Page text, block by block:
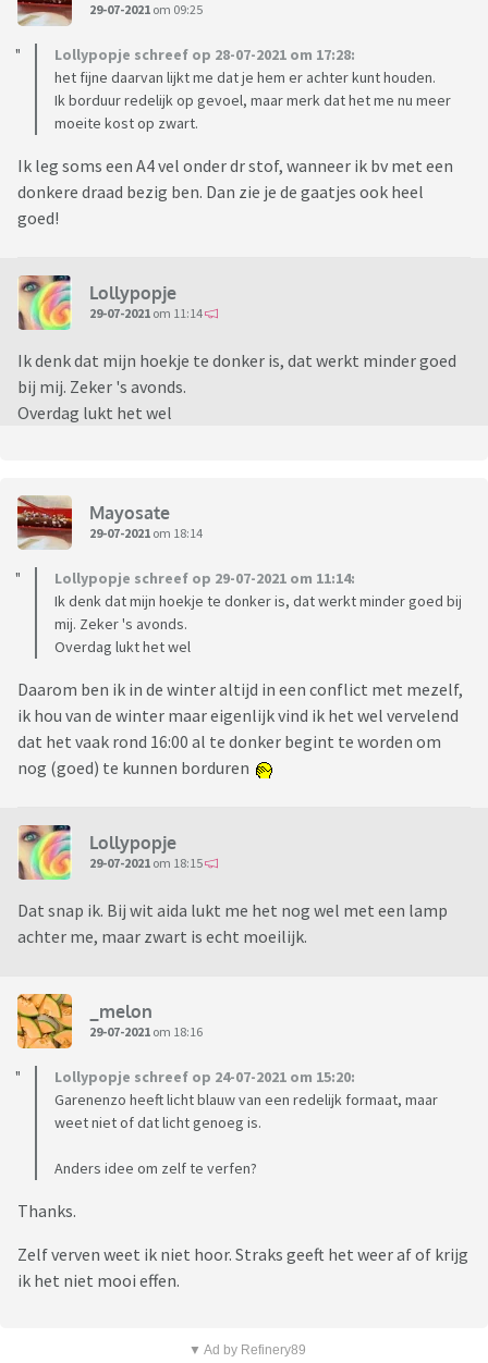
29-07-2021 om 09:25
Lollypopje schreef op 28-07-2021 om 17:28:
het fijne daarvan lijkt me dat je hem er achter kunt houden.
Ik borduur redelijk op gevoel, maar merk dat het me nu meer
moeite kost op zwart.
Ik leg soms een A4 vel onder dr stof, wanneer ik bv met een
donkere draad bezig ben. Dan zie je de gaatjes ook heel
goed!
Lollypopje
29-07-2021 om 11:14
Ik denk dat mijn hoekje te donker is, dat werkt minder goed
bij mij. Zeker 's avonds.
Overdag lukt het wel
Mayosate
29-07-2021 om 18:14
Lollypopje schreef op 29-07-2021 om 11:14:
Ik denk dat mijn hoekje te donker is, dat werkt minder goed bij
mij. Zeker 's avonds.
Overdag lukt het wel
Daarom ben ik in de winter altijd in een conflict met mezelf,
ik hou van de winter maar eigenlijk vind ik het wel vervelend
dat het vaak rond 16:00 al te donker begint te worden om
nog (goed) te kunnen borduren
Lollypopje
29-07-2021 om 18:15
Dat snap ik. Bij wit aida lukt me het nog wel met een lamp
achter me, maar zwart is echt moeilijk.
_melon
29-07-2021 om 18:16
Lollypopje schreef op 24-07-2021 om 15:20:
Garenenzo heeft licht blauw van een redelijk formaat, maar
weet niet of dat licht genoeg is.
Anders idee om zelf te verfen?
Thanks.
Zelf verven weet ik niet hoor. Straks geeft het weer af of krijg
ik het niet mooi effen.
▼ Ad by Refinery89